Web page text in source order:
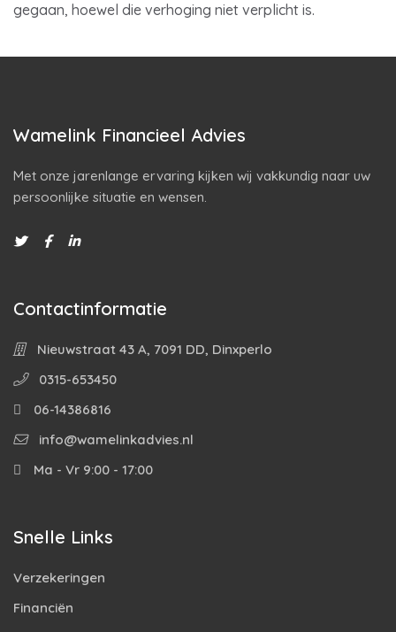
gegaan, hoewel die verhoging niet verplicht is.
Wamelink Financieel Advies
Met onze jarenlange ervaring kijken wij vakkundig naar uw
persoonlijke situatie en wensen.
Contactinformatie
Nieuwstraat 43 A, 7091 DD, Dinxperlo
0315-653450
06-14386816
info@wamelinkadvies.nl
Ma - Vr 9:00 - 17:00
Snelle Links
Verzekeringen
Financiën